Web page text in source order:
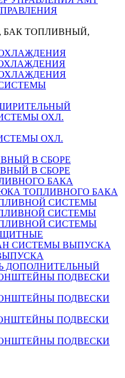
БАК ТОПЛИВНЫЙ,
ОХЛАЖДЕНИЯ
ОХЛАЖДЕНИЯ
ОХЛАЖДЕНИЯ
СИСТЕМЫ
ОХЛ.
ОХЛ.
В СБОРЕ
В СБОРЕ
БАКА
ТОПЛИВНОГО БАКА
СИСТЕМЫ
СИСТЕМЫ
СИСТЕМЫ
СИСТЕМЫ ВЫПУСКА
ДОПОЛНИТЕЛЬНЫЙ
ПОДВЕСКИ
ПОДВЕСКИ
ПОДВЕСКИ
ПОДВЕСКИ